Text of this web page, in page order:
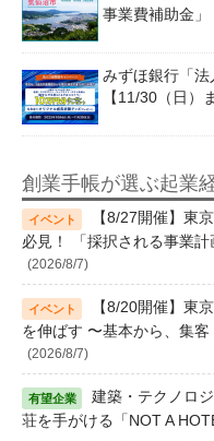
事業費補助金」
みずほ銀行「法
【11/30（日）
創業手帳が選ぶ起業
【8/27開催】東
必見！ 「採択される事業計
(2026/8/7)
【8/20開催】東
を伸ばす 〜基本から、集客
(2026/8/7)
建築・テクノロ
荘を手がける「NOT A